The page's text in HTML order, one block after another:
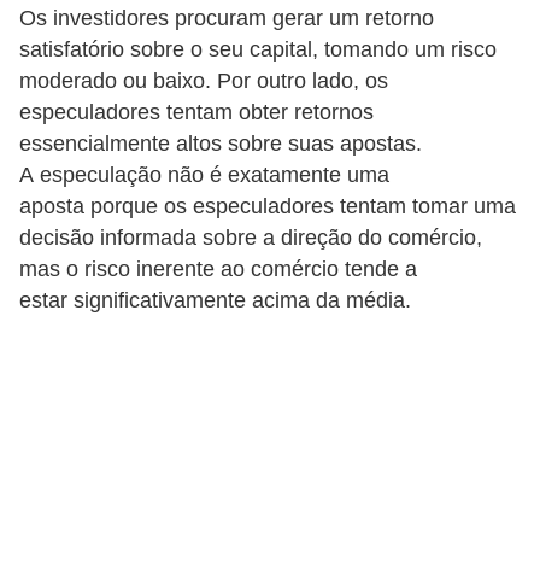
Os investidores procuram gerar um retorno
satisfatório sobre o seu capital, tomando um risco
moderado ou baixo. Por outro lado, os
especuladores tentam obter retornos
essencialmente altos sobre suas apostas.
A especulação não é exatamente uma
aposta porque os especuladores tentam tomar uma
decisão informada sobre a direção do comércio,
mas o risco inerente ao comércio tende a
estar significativamente acima da média.
B
a
n
c
o
s
e
i
n